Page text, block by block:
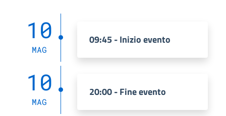
10
MAG
09:45 - Inizio evento
10
MAG
20:00 - Fine evento